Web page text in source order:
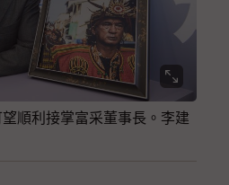
順利接掌富采董事長。李建